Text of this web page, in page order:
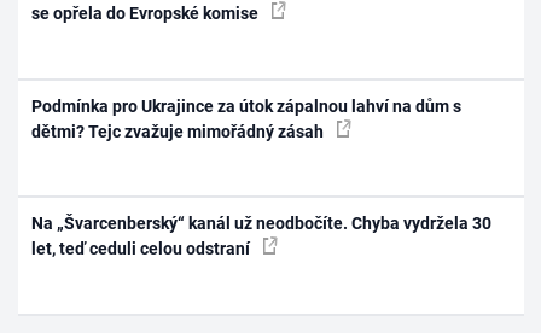
se opřela do Evropské komise
Podmínka pro Ukrajince za útok zápalnou lahví na dům s
dětmi? Tejc zvažuje mimořádný zásah
Na „Švarcenberský“ kanál už neodbočíte. Chyba vydržela 30
let, teď ceduli celou odstraní